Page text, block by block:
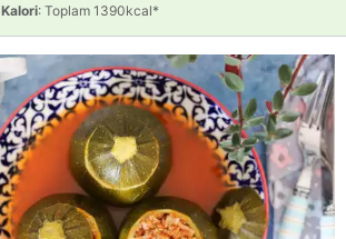
Kalori: Toplam 1390kcal*